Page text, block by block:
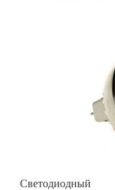
Светодиодный